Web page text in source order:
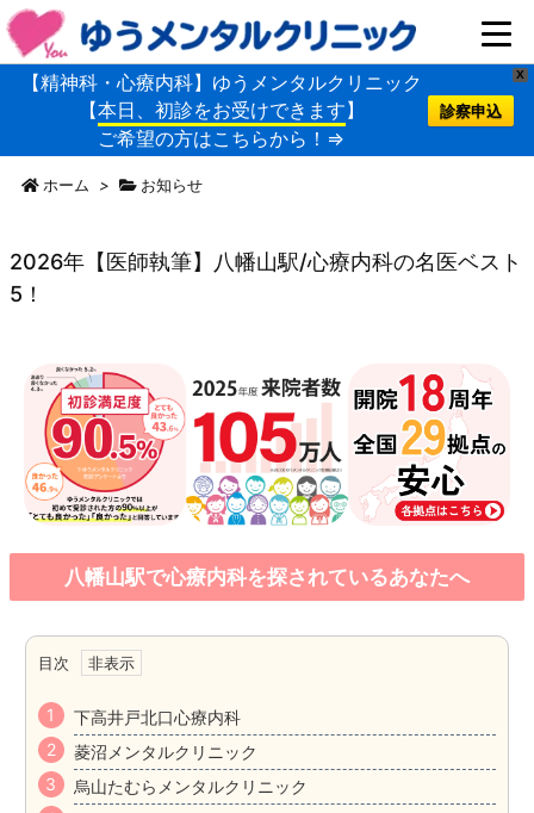
X
【精神科・心療内科】ゆうメンタルクリニック
【本日、初診をお受けできます】
ご希望の方はこちらから！⇒
診察申込
ホーム > お知らせ
2026年【医師執筆】八幡山駅/心療内科の名医ベスト
5！
八幡山駅で心療内科を探されているあなたへ
目次
下高井戸北口心療内科
菱沼メンタルクリニック
烏山たむらメンタルクリニック